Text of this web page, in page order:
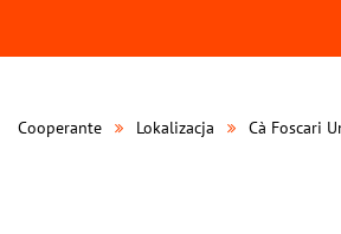
Cooperante Lokalizacja Cà Foscari